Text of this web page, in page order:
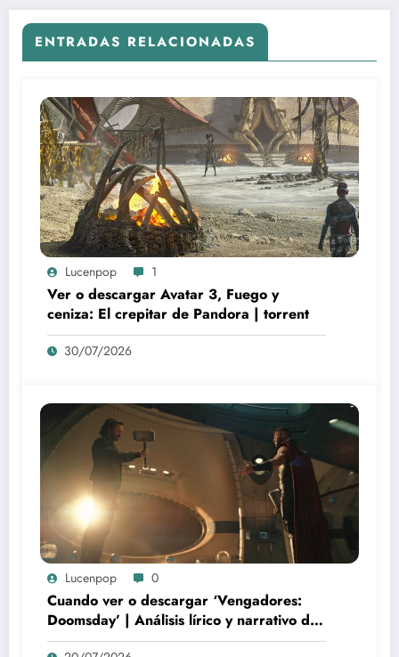
ENTRADAS RELACIONADAS
Lucenpop 1
Ver o descargar Avatar 3, Fuego y
ceniza: El crepitar de Pandora | torrent
30/07/2026
Lucenpop 0
Cuando ver o descargar ‘Vengadores:
Doomsday’ | Análisis lírico y narrativo del
nuevo Vengadores: Doomsday